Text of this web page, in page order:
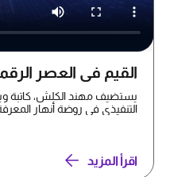
القيم في العصر
يستضيف مهند الكلش، كاتبة
التنفيذي في روضة أنهار
اقرأ المزيد